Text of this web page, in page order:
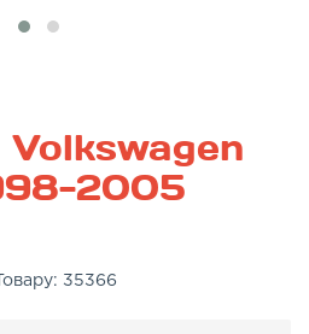
2005
35366